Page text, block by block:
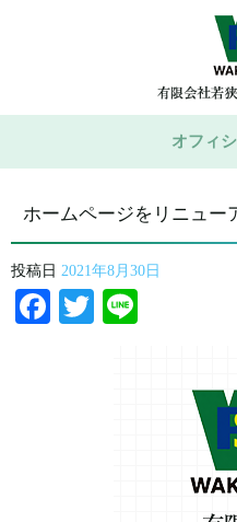
オフィ
ホームページをリニュー
投稿日 2021年8月30日
Facebook
Twitter